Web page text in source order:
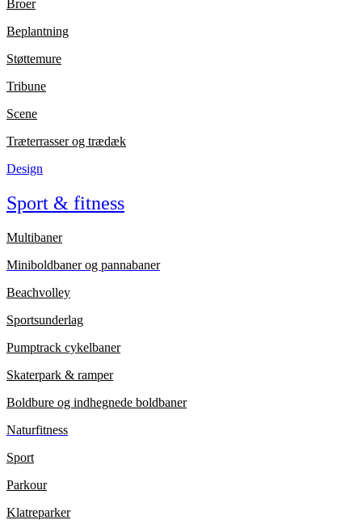
Broer
Beplantning
Støttemure
Tribune
Scene
Træterrasser og trædæk
Design
Sport & fitness
Multibaner
Miniboldbaner og pannabaner
Beachvolley
Sportsunderlag
Pumptrack cykelbaner
Skaterpark & ramper
Boldbure og indhegnede boldbaner
Naturfitness
Sport
Parkour
Klatreparker